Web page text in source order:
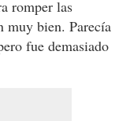
romper las
muy bien. Parecía
fue demasiado